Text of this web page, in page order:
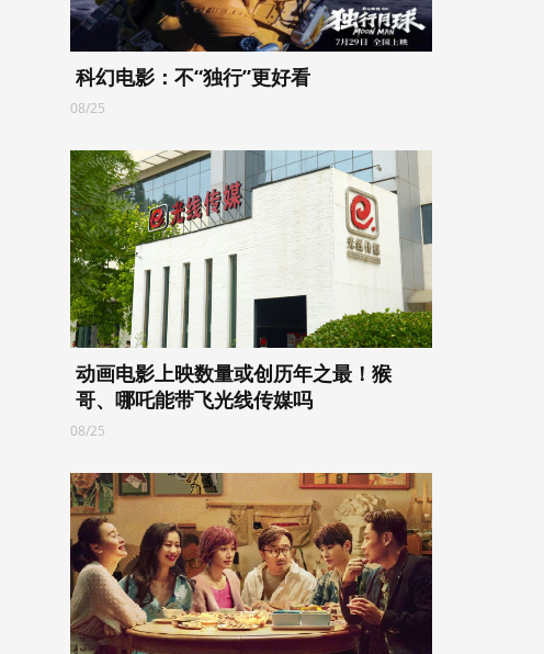
科幻电影：不“独行”更好看
08/25
动画电影上映数量或创历年之最！猴
哥、哪吒能带飞光线传媒吗
08/25